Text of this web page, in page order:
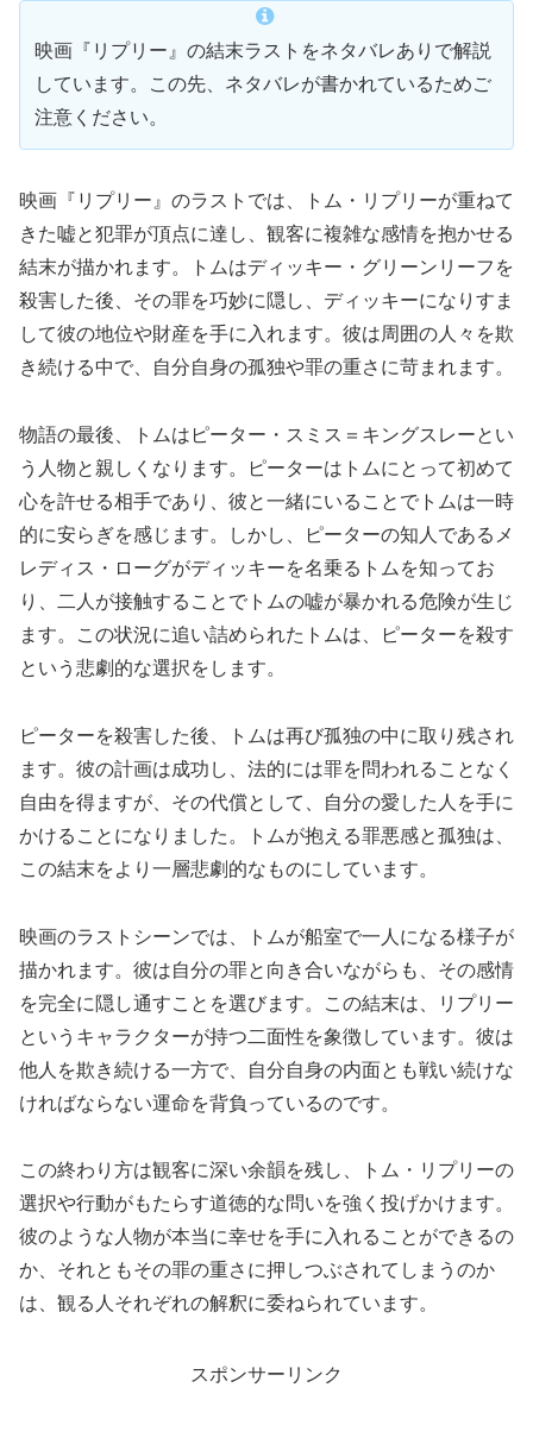
映画『リプリー』の結末ラストをネタバレありで解説
しています。この先、ネタバレが書かれているためご
注意ください。
映画『リプリー』のラストでは、トム・リプリーが重ねて
きた嘘と犯罪が頂点に達し、観客に複雑な感情を抱かせる
結末が描かれます。トムはディッキー・グリーンリーフを
殺害した後、その罪を巧妙に隠し、ディッキーになりすま
して彼の地位や財産を手に入れます。彼は周囲の人々を欺
き続ける中で、自分自身の孤独や罪の重さに苛まれます。
物語の最後、トムはピーター・スミス＝キングスレーとい
う人物と親しくなります。ピーターはトムにとって初めて
心を許せる相手であり、彼と一緒にいることでトムは一時
的に安らぎを感じます。しかし、ピーターの知人であるメ
レディス・ローグがディッキーを名乗るトムを知ってお
り、二人が接触することでトムの嘘が暴かれる危険が生じ
ます。この状況に追い詰められたトムは、ピーターを殺す
という悲劇的な選択をします。
ピーターを殺害した後、トムは再び孤独の中に取り残され
ます。彼の計画は成功し、法的には罪を問われることなく
自由を得ますが、その代償として、自分の愛した人を手に
かけることになりました。トムが抱える罪悪感と孤独は、
この結末をより一層悲劇的なものにしています。
映画のラストシーンでは、トムが船室で一人になる様子が
描かれます。彼は自分の罪と向き合いながらも、その感情
を完全に隠し通すことを選びます。この結末は、リプリー
というキャラクターが持つ二面性を象徴しています。彼は
他人を欺き続ける一方で、自分自身の内面とも戦い続けな
ければならない運命を背負っているのです。
この終わり方は観客に深い余韻を残し、トム・リプリーの
選択や行動がもたらす道徳的な問いを強く投げかけます。
彼のような人物が本当に幸せを手に入れることができるの
か、それともその罪の重さに押しつぶされてしまうのか
は、観る人それぞれの解釈に委ねられています。
スポンサーリンク